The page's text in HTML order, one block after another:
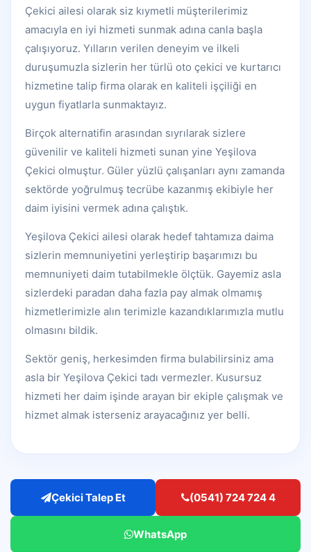
Çekici ailesi olarak siz kıymetli müşterilerimiz
amacıyla en iyi hizmeti sunmak adına canla başla
çalışıyoruz. Yılların verilen deneyim ve ilkeli
duruşumuzla sizlerin her türlü oto çekici ve kurtarıcı
hizmetine talip firma olarak en kaliteli işçiliği en
uygun fiyatlarla sunmaktayız.
Birçok alternatifin arasından sıyrılarak sizlere
güvenilir ve kaliteli hizmeti sunan yine Yeşilova
Çekici olmuştur. Güler yüzlü çalışanları aynı zamanda
sektörde yoğrulmuş tecrübe kazanmış ekibiyle her
daim iyisini vermek adına çalıştık.
Yeşilova Çekici ailesi olarak hedef tahtamıza daima
sizlerin memnuniyetini yerleştirip başarımızı bu
memnuniyeti daim tutabilmekle ölçtük. Gayemiz asla
sizlerdeki paradan daha fazla pay almak olmamış
hizmetlerimizle alın terimizle kazandıklarımızla mutlu
olmasını bildik.
Sektör geniş, herkesimden firma bulabilirsiniz ama
asla bir Yeşilova Çekici tadı vermezler. Kusursuz
hizmeti her daim işinde arayan bir ekiple çalışmak ve
hizmet almak isterseniz arayacağınız yer belli.
Çekici Talep Et (0541) 724 724 4
WhatsApp